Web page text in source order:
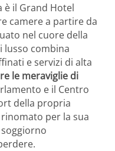
il Grand Hotel
camere a partire da
nel cuore della
lusso combina
e servizi di alta
le meraviglie di
e il Centro
della propria
per la sua